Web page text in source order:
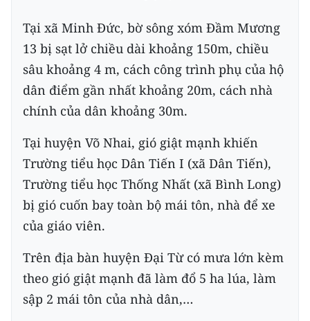
Tại xã Minh Đức, bờ sông xóm Đầm Mương
13 bị sạt lở chiều dài khoảng 150m, chiều
sâu khoảng 4 m, cách công trình phụ của hộ
dân điểm gần nhất khoảng 20m, cách nhà
chính của dân khoảng 30m.
Tại huyện Võ Nhai, gió giật mạnh khiến
Trường tiểu học Dân Tiến I (xã Dân Tiến),
Trường tiểu học Thống Nhất (xã Bình Long)
bị gió cuốn bay toàn bộ mái tôn, nhà để xe
của giáo viên.
Trên địa bàn huyện Đại Từ có mưa lớn kèm
theo gió giật mạnh đã làm đổ 5 ha lúa, làm
sập 2 mái tôn của nhà dân,…